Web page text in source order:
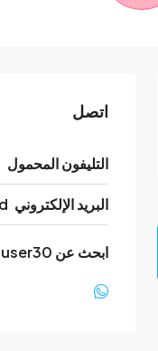
اتصل
التليفون المحمول
البريد الإلكتروني
ابحث عن user30 في: